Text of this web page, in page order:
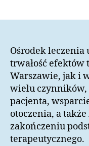
Ośrodek leczenia
trwałość
Warszawie, jak i
wielu czynników,
pacjenta,
otoczenia, a
zakończeniu
terapeutycznego.